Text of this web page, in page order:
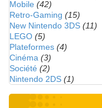
Mobile (42)
Retro-Gaming (15)
New Nintendo 3DS (11)
LEGO (5)
Plateformes (4)
Cinéma (3)
Société (2)
Nintendo 2DS (1)